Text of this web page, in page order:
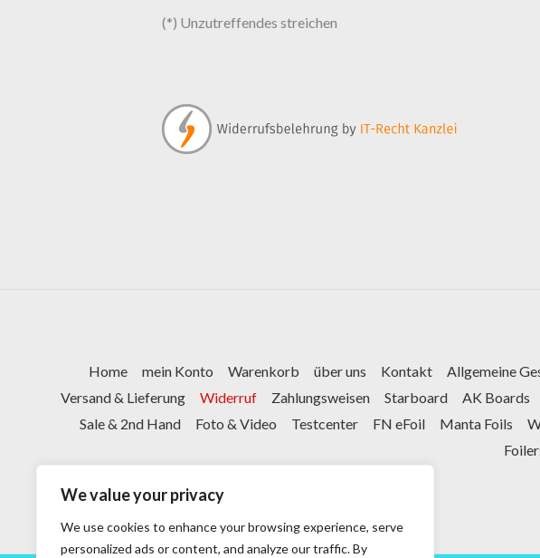
We value your privacy
We use cookies to enhance your browsing experience, serve
personalized ads or content, and analyze our traffic. By
(*) Unzutreffendes streichen
Home mein Konto Warenkorb über uns Kontakt Allgemeine
Versand & Lieferung
Widerruf Zahlungsweisen Starboard AK Boards
Sale & 2nd Hand
Foto & Video Testcenter FN eFoil Manta Foils